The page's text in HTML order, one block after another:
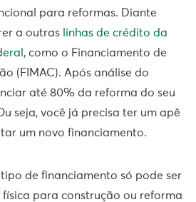
para reformas. Diante
a outras linhas de crédito da
, como o Financiamento de
(FIMAC). Após análise do
até 80% da reforma do seu
seja, você já precisa ter um apê
um novo financiamento.
tipo de financiamento só pode ser
para construção ou reforma